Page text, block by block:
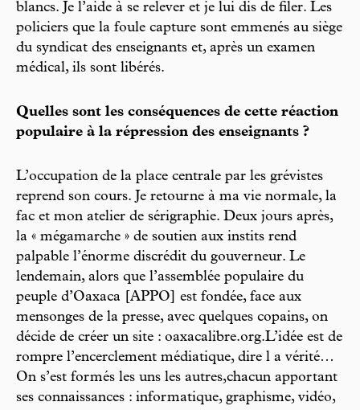
blancs. Je l’aide à se relever et je lui dis de filer. Les
policiers que la foule capture sont emmenés au siège
du syndicat des enseignants et, après un examen
médical, ils sont libérés.
Quelles sont les conséquences de cette réaction
populaire à la répression des enseignants ?
L’occupation de la place centrale par les grévistes
reprend son cours. Je retourne à ma vie normale, la
fac et mon atelier de sérigraphie. Deux jours après,
la « mégamarche » de soutien aux instits rend
palpable l’énorme discrédit du gouverneur. Le
lendemain, alors que l’assemblée populaire du
peuple d’Oaxaca [APPO] est fondée, face aux
mensonges de la presse, avec quelques copains, on
décide de créer un site : oaxacalibre.org.L’idée est de
rompre l’encerclement médiatique, dire l a vérité…
On s’est formés les uns les autres,chacun apportant
ses connaissances : informatique, graphisme, vidéo,